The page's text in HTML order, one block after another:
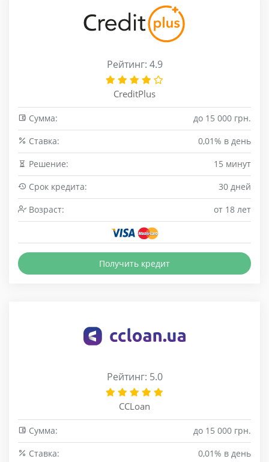
Рейтинг: 4.9
CreditPlus
Сумма:
до 15 000 грн.
Cтавка:
0,01% в день
Решение:
15 минут
Срок кредита:
30 дней
Возраст:
от 18 лет
Получить кредит
Рейтинг: 5.0
CCLoan
Сумма:
до 15 000 грн.
Cтавка:
0,01% в день